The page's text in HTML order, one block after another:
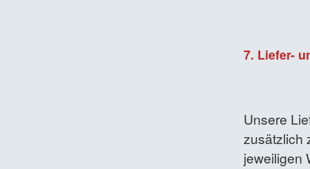
7. Liefer-
Unsere
zusätzlich
jeweiligen